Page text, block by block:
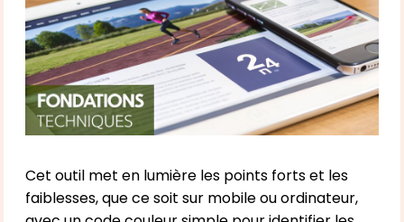
Cet outil met en lumière les points forts et les
faiblesses, que ce soit sur mobile ou ordinateur,